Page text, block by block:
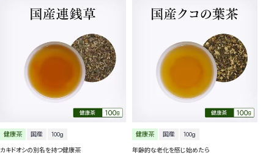
健康茶 国産
100g
カキドオシの別名を持つ健康茶
健康茶 国産
100g
年齢的な老化を感じ始めたら